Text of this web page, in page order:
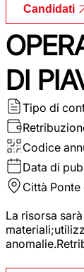
Candidati
DI
Tipo di
Codice
Data di
Città Ponte
La risorsa